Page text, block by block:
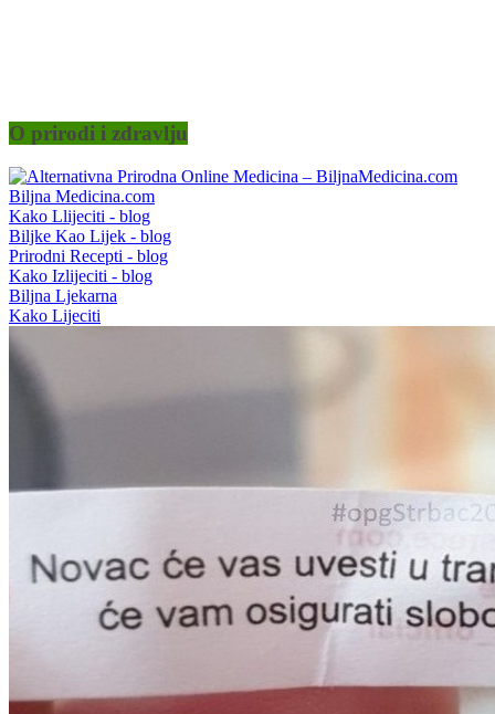
O prirodi i zdravlju
Biljna Medicina.com
Kako Llijeciti - blog
Biljke Kao Lijek - blog
Prirodni Recepti - blog
Kako Izlijeciti - blog
Biljna Ljekarna
Kako Lijeciti